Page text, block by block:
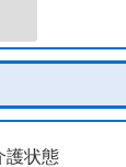
護状態